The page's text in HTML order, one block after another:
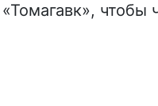
чтобы